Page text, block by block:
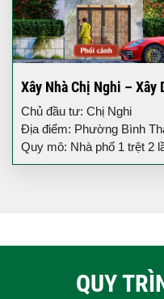
Xây Nhà Chị Nghi – Xây
Chủ đầu tư: Chị Nghi
Địa điểm: Phường Bình
Quy mô: Nhà phố 1 trệt 2
QUY